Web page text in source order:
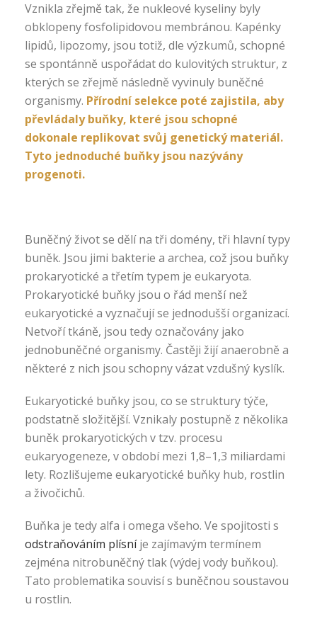
Vznikla zřejmě tak, že nukleové kyseliny byly
obklopeny fosfolipidovou membránou. Kapénky
lipidů, lipozomy, jsou totiž, dle výzkumů, schopné
se spontánně uspořádat do kulovitých struktur, z
kterých se zřejmě následně vyvinuly buněčné
organismy. Přírodní selekce poté zajistila, aby
převládaly buňky, které jsou schopné
dokonale replikovat svůj genetický materiál.
Tyto jednoduché buňky jsou nazývány
progenoti.
Buněčný život se dělí na tři domény, tři hlavní typy
buněk. Jsou jimi bakterie a archea, což jsou buňky
prokaryotické a třetím typem je eukaryota.
Prokaryotické buňky jsou o řád menší než
eukaryotické a vyznačují se jednodušší organizací.
Netvoří tkáně, jsou tedy označovány jako
jednobuněčné organismy. Častěji žijí anaerobně a
některé z nich jsou schopny vázat vzdušný kyslík.
Eukaryotické buňky jsou, co se struktury týče,
podstatně složitější. Vznikaly postupně z několika
buněk prokaryotických v tzv. procesu
eukaryogeneze, v období mezi 1,8–1,3 miliardami
lety. Rozlišujeme eukaryotické buňky hub, rostlin
a živočichů.
Buňka je tedy alfa i omega všeho. Ve spojitosti s
odstraňováním plísníje zajímavým termínem
zejména nitrobuněčný tlak (výdej vody buňkou).
Tato problematika souvisí s buněčnou soustavou
u rostlin.